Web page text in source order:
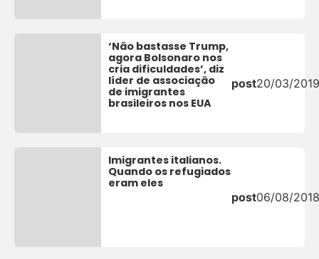
‘Não bastasse Trump,
agora Bolsonaro nos
cria dificuldades’, diz
líder de associação
de imigrantes
brasileiros nos EUA
post20/03/
Imigrantes italianos.
Quando os refugiados
eram eles
post06/08/